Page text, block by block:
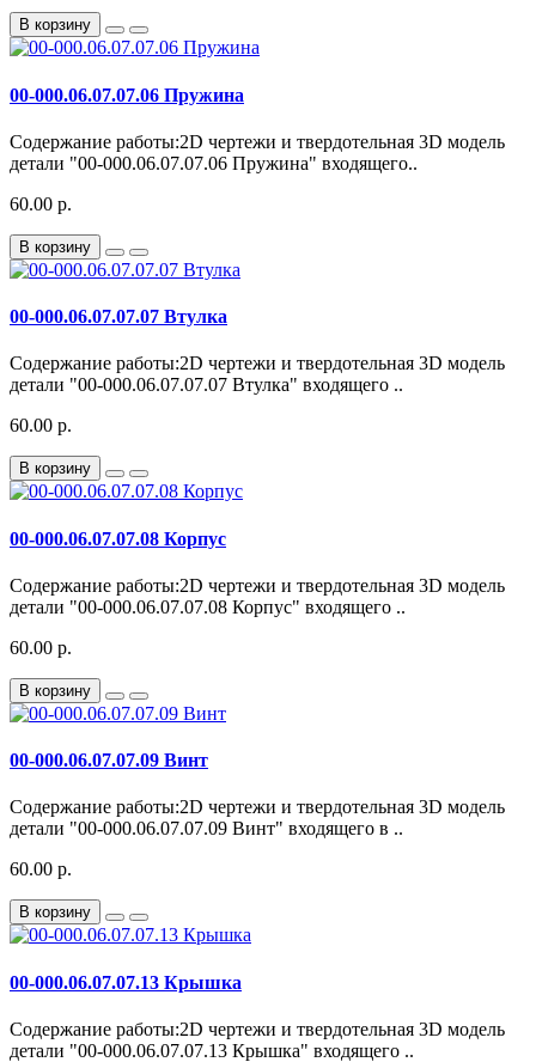
В корзину
00-000.06.07.07.06 Пружина
Содержание работы:2D чертежи и твердотельная 3D модель
детали "00-000.06.07.07.06 Пружина" входящего..
60.00 р.
В корзину
00-000.06.07.07.07 Втулка
Содержание работы:2D чертежи и твердотельная 3D модель
детали "00-000.06.07.07.07 Втулка" входящего ..
60.00 р.
В корзину
00-000.06.07.07.08 Корпус
Содержание работы:2D чертежи и твердотельная 3D модель
детали "00-000.06.07.07.08 Корпус" входящего ..
60.00 р.
В корзину
00-000.06.07.07.09 Винт
Содержание работы:2D чертежи и твердотельная 3D модель
детали "00-000.06.07.07.09 Винт" входящего в ..
60.00 р.
В корзину
00-000.06.07.07.13 Крышка
Содержание работы:2D чертежи и твердотельная 3D модель
детали "00-000.06.07.07.13 Крышка" входящего ..